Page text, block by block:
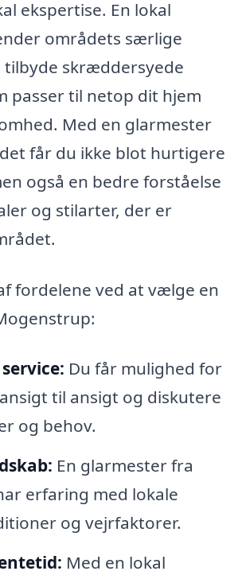
ekspertise. En lokal
områdets særlige
tilbyde skræddersyede
passer til netop dit hjem
Med en glarmester
får du ikke blot hurtigere
også en bedre forståelse
og stilarter, der er
fordelene ved at vælge en
Du får mulighed for
til ansigt og diskutere
og behov.
En glarmester fra
erfaring med lokale
og vejrfaktorer.
Med en lokal